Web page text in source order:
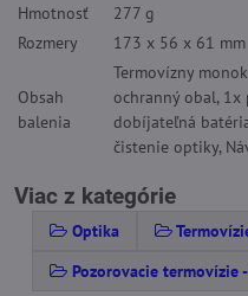
Hmotnosť
277 g
Rozmery
173 x 56 x 61 mm
Obsah
balenia
Termovízny
ochranný obal, 1x
dobíjateľná
čistenie optiky,
Viac z kategórie
Optika
Pozorovacie termovízie